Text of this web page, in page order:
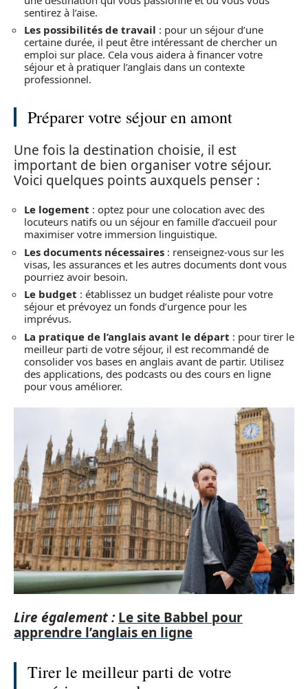
sentirez à l’aise.
Les possibilités de travail : pour un séjour d’une
certaine durée, il peut être intéressant de chercher un
emploi sur place. Cela vous aidera à financer votre
séjour et à pratiquer l’anglais dans un contexte
professionnel.
Préparer votre séjour en amont
Une fois la destination choisie, il est
important de bien organiser votre séjour.
Voici quelques points auxquels penser :
Le logement : optez pour une colocation avec des
locuteurs natifs ou un séjour en famille d’accueil pour
maximiser votre immersion linguistique.
Les documents nécessaires : renseignez-vous sur les
visas, les assurances et les autres documents dont vous
pourriez avoir besoin.
Le budget : établissez un budget réaliste pour votre
séjour et prévoyez un fonds d’urgence pour les
imprévus.
La pratique de l’anglais avant le départ : pour tirer le
meilleur parti de votre séjour, il est recommandé de
consolider vos bases en anglais avant de partir. Utilisez
des applications, des podcasts ou des cours en ligne
pour vous améliorer.
Lire également : Le site Babbel pour
apprendre l’anglais en ligne
Tirer le meilleur parti de votre